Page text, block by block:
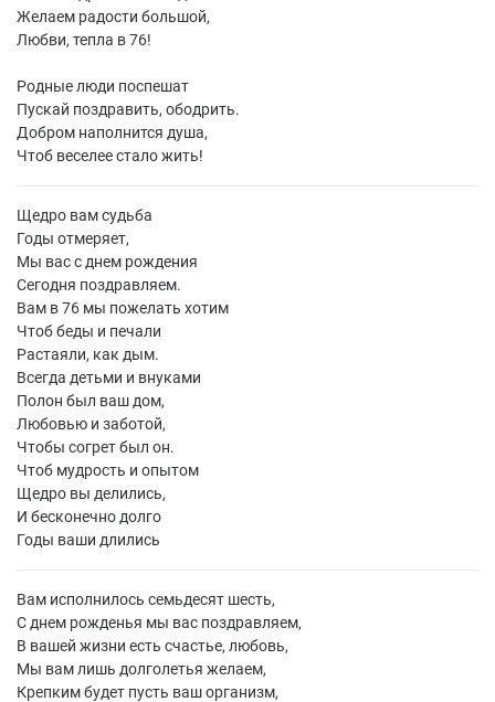
Желаем радости большой,
Любви, тепла в 76!
Родные люди поспешат
Пускай поздравить, ободрить.
Добром наполнится душа,
Чтоб веселее стало жить!
Щедро вам судьба
Годы отмеряет,
Мы вас с днем рождения
Сегодня поздравляем.
Вам в 76 мы пожелать хотим
Чтоб беды и печали
Растаяли, как дым.
Всегда детьми и внуками
Полон был ваш дом,
Любовью и заботой,
Чтобы согрет был он.
Чтоб мудрость и опытом
Щедро вы делились,
И бесконечно долго
Годы ваши длились
Вам исполнилось семьдесят шесть,
С днем рожденья мы вас поздравляем,
В вашей жизни есть счастье, любовь,
Мы вам лишь долголетья желаем,
Крепким будет пусть ваш организм,